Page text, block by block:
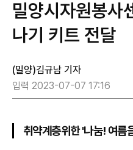
밀양시자원봉사
나기 키트 전달
(밀양)김규남 기자
입력 2023-07-07 17:16
취약계층위한 '나눔! 여름